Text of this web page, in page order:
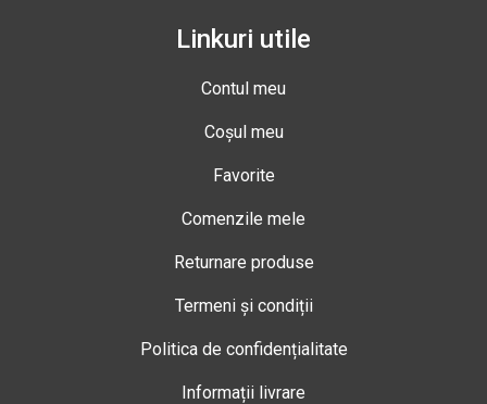
Linkuri utile
Contul meu
Coșul meu
Favorite
Comenzile mele
Returnare produse
Termeni și condiții
Politica de confidențialitate
Informații livrare